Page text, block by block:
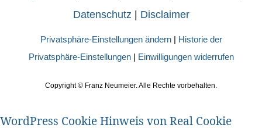
Datenschutz | Disclaimer
Privatsphäre-Einstellungen ändern| Historie der
Privatsphäre-Einstellungen| Einwilligungen widerrufen
Copyright © Franz Neumeier. Alle Rechte vorbehalten.
WordPress Cookie Hinweis von Real Cookie